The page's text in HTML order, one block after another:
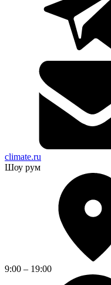
climate.ru
Шоу рум
9:00 – 19:00